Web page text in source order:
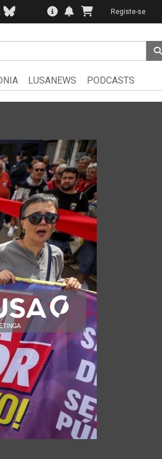
Registe-se
LUSANEWS PODCASTS